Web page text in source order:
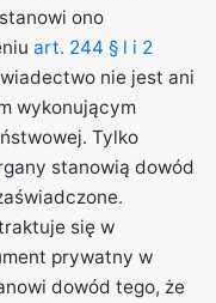
ono
art. 244 § l i 2
nie jest ani
wykonującym
Tylko
stanowią dowód
się w
prywatny w
dowód tego, że